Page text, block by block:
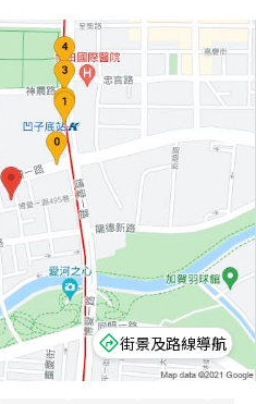
街景及路線導航